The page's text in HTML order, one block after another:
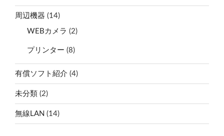
周辺機器 (14)
WEBカメラ (2)
プリンター (8)
有償ソフト紹介 (4)
未分類 (2)
無線LAN (14)